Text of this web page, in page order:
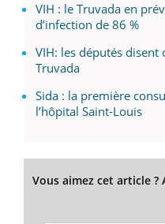
VIH : le Truvada en
d’infection de 86 %
VIH: les députés
Truvada
Sida : la première
l’hôpital Saint-Louis
Vous aimez cet article